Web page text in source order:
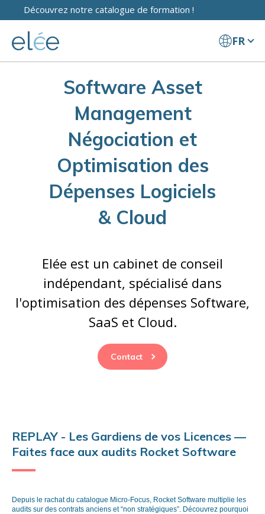
Découvrez notre catalogue de formation !
FR
Software Asset
Management
Négociation et
Optimisation des
Dépenses Logiciels
& Cloud
Elée est un cabinet de conseil
indépendant, spécialisé dans
l'optimisation des dépenses Software,
SaaS et Cloud.
Contact
REPLAY - Les Gardiens de vos Licences —
Faites face aux audits Rocket Software
Depuis le rachat du catalogue Micro-Focus, Rocket Software multiplie les
audits sur des contrats anciens et “non stratégiques”. Découvrez pourquoi